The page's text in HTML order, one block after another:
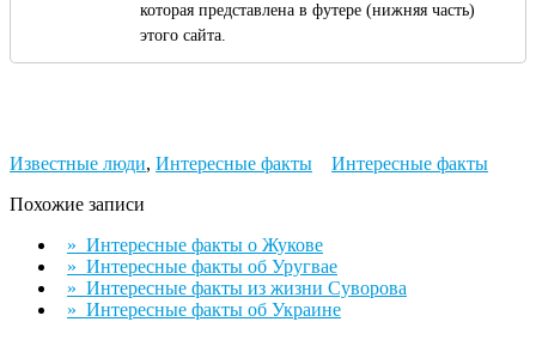
которая представлена в футере (нижняя часть)
этого сайта.
Известные люди, Интересные факты
Интересные факты
Похожие записи
» Интересные факты о Жукове
» Интересные факты об Уругвае
» Интересные факты из жизни Суворова
» Интересные факты об Украине